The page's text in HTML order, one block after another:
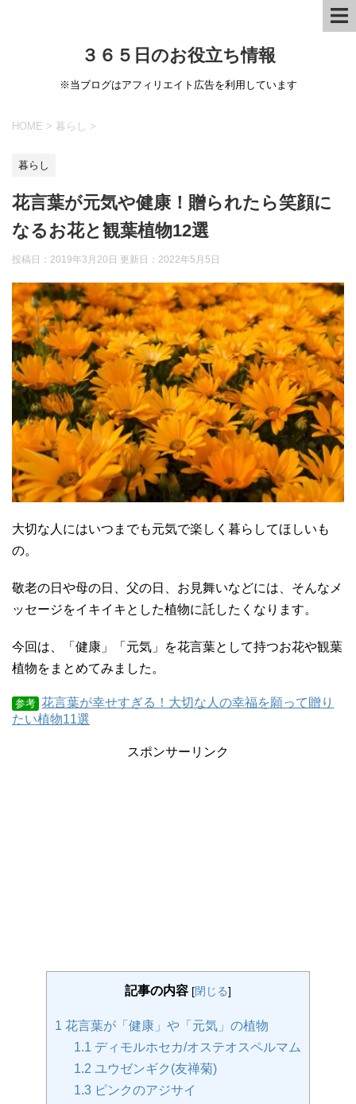
３６５日のお役立ち情報
※当ブログはアフィリエイト広告を利用しています
HOME > 暮らし >
暮らし
花言葉が元気や健康！贈られたら笑顔に
なるお花と観葉植物12選
投稿日：2019年3月20日 更新日： 2022年5月5日
大切な人にはいつまでも元気で楽しく暮らしてほしいも
の。
敬老の日や母の日、父の日、お見舞いなどには、そんなメ
ッセージをイキイキとした植物に託したくなります。
今回は、「健康」「元気」を花言葉として持つお花や観葉
植物をまとめてみました。
参考 花言葉が幸せすぎる！大切な人の幸福を願って贈り
たい植物11選
スポンサーリンク
記事の内容 [閉じる]
1 花言葉が「健康」や「元気」の植物
1.1 ディモルホセカ/オステオスペルマム
1.2 ユウゼンギク(友禅菊)
1.3 ピンクのアジサイ